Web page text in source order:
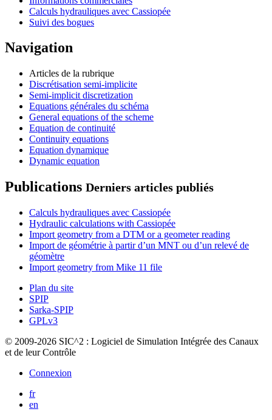
Calculs hydrauliques avec Cassiopée
Suivi des bogues
Navigation
Articles de la rubrique
Discrétisation semi-implicite
Semi-implicit discretization
Equations générales du schéma
General equations of the scheme
Equation de continuité
Continuity equations
Equation dynamique
Dynamic equation
Publications Derniers articles publiés
Calculs hydrauliques avec Cassiopée
Hydraulic calculations with Cassiopée
Import geometry from a DTM or a geometer reading
Import de géométrie à partir d’un MNT ou d’un relevé de
géomètre
Import geometry from Mike 11 file
Plan du site
SPIP
Sarka-SPIP
GPLv3
© 2009-2026 SIC^2 : Logiciel de Simulation Intégrée des Canaux
et de leur Contrôle
Connexion
fr
en